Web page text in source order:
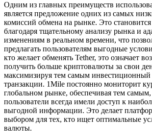
Одним из главных преимуществ
является предложение одних из самых
комиссий обмена на рынке. Это
благодаря тщательному анализу рынка и
изменениям в реальном времени, что
предлагать пользователям выгодные
кто желает обменять Tether, это означает
получить больше криптовалюты за свои
максимизируя тем самым
транзакции. 1Mile постоянно мониторит
глобальном рынке, обеспечивая тем
пользователи всегда имели доступ к
выгодной информации. Это делает
выбором для тех, кто ищет оптимальные
валюты.